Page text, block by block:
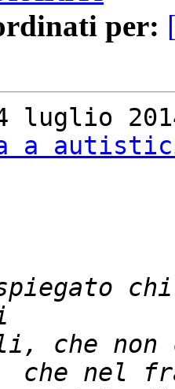
per:
luglio
a
che non